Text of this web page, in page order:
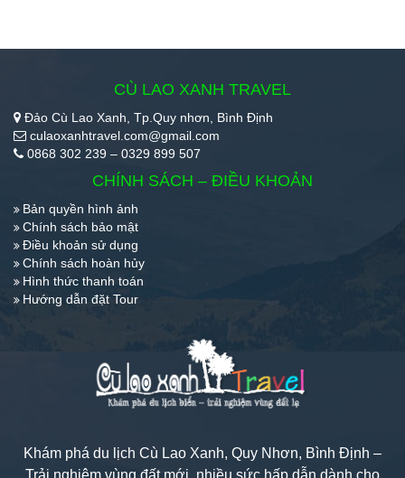
CÙ LAO XANH TRAVEL
Đảo Cù Lao Xanh, Tp.Quy nhơn, Bình Định
culaoxanhtravel.com@gmail.com
0868 302 239 – 0329 899 507
CHÍNH SÁCH – ĐIỀU KHOẢN
Bản quyền hình ảnh
Chính sách bảo mật
Điều khoản sử dụng
Chính sách hoàn hủy
Hình thức thanh toán
Hướng dẫn đặt Tour
Khám phá du lịch Cù Lao Xanh, Quy Nhơn, Bình Định –
Trải nghiệm vùng đất mới, nhiều sức hấp dẫn dành cho